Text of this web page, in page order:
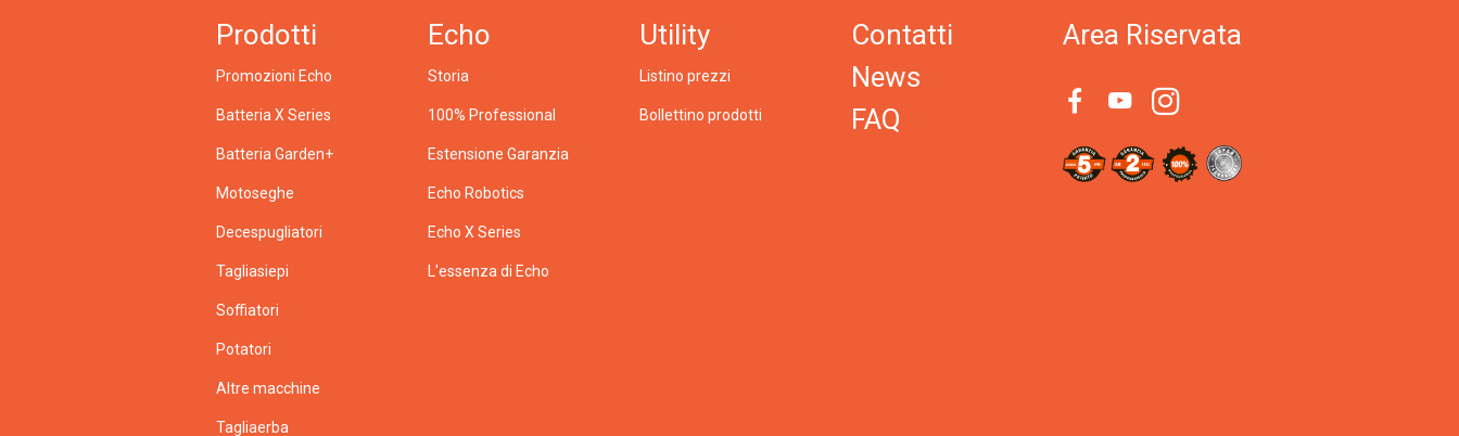
Prodotti
Promozioni Echo
Batteria X Series
Batteria Garden+
Motoseghe
Decespugliatori
Tagliasiepi
Soffiatori
Potatori
Altre macchine
Tagliaerba
Echo
Storia
100% Professional
Estensione Garanzia
Echo Robotics
Echo X Series
L'essenza di Echo
Utility
Listino prezzi
Bollettino prodotti
Contatti
News
FAQ
Area Riservata